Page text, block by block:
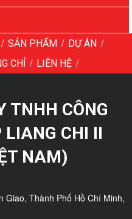
/ SẢN PHẨM / DỰ ÁN /
CHỈ / LIÊN HỆ /
TNHH CÔNG
LIANG CHI II
NAM)
Giao, Thành Phố Hồ Chí Minh,